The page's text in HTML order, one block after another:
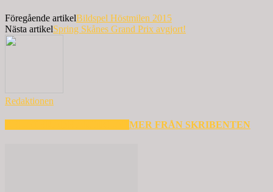
Föregående artikelBildspel Höstmilen 2015
Nästa artikelSpring Skånes Grand Prix avgjort!
Redaktionen
MER FRÅN SKRIBENTEN